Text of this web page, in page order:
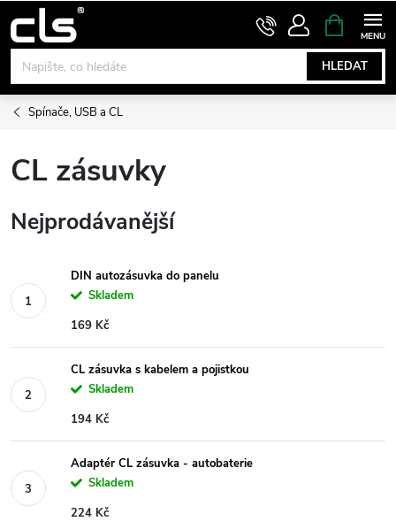
na
obsah
HLEDAT
NÁKUPNÍ
KOŠÍK
Spínače, USB a CL
CL zásuvky
Nejprodávanější
DIN autozásuvka do panelu
Skladem
169 Kč
CL zásuvka s kabelem a pojistkou
Skladem
194 Kč
Adaptér CL zásuvka - autobaterie
Skladem
224 Kč